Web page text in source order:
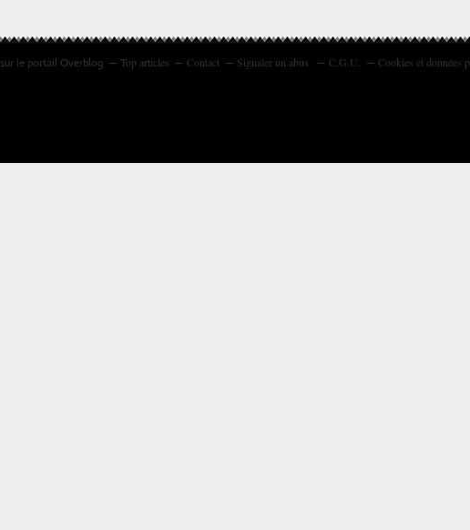
sur le portail Overblog Top articles Contact Signaler un abus C.G.U. Cookies et données